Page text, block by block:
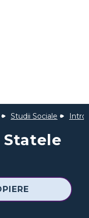
Studii Sociale